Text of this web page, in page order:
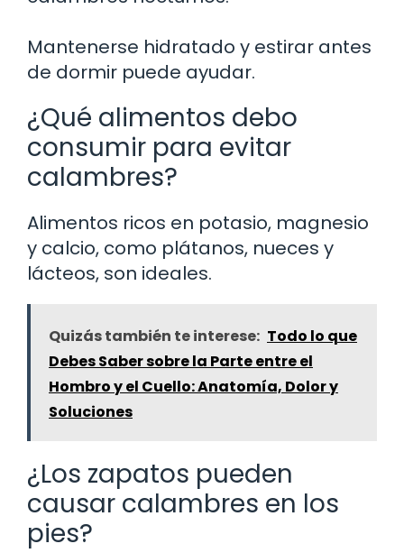
Mantenerse hidratado y estirar antes
de dormir puede ayudar.
¿Qué alimentos debo
consumir para evitar
calambres?
Alimentos ricos en potasio, magnesio
y calcio, como plátanos, nueces y
lácteos, son ideales.
Quizás también te interese: Todo lo que
Debes Saber sobre la Parte entre el
Hombro y el Cuello: Anatomía, Dolor y
Soluciones
¿Los zapatos pueden
causar calambres en los
pies?